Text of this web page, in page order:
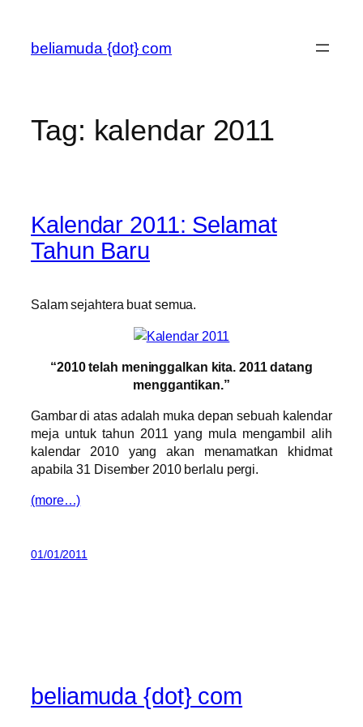
content
beliamuda {dot} com
Tag: kalendar 2011
Kalendar 2011: Selamat
Tahun Baru
Salam sejahtera buat semua.
“2010 telah meninggalkan kita. 2011 datang
menggantikan.”
Gambar di atas adalah muka depan sebuah kalendar
meja untuk tahun 2011 yang mula mengambil alih
kalendar 2010 yang akan menamatkan khidmat
apabila 31 Disember 2010 berlalu pergi.
(more…)
01/01/2011
beliamuda {dot} com